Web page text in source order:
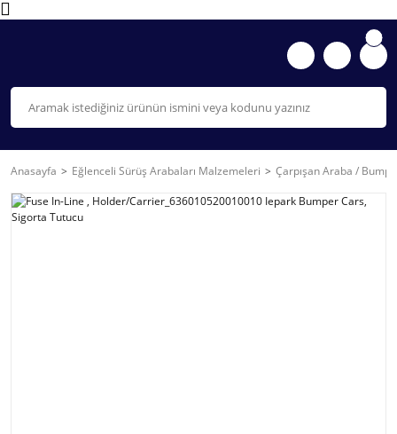
Anasayfa Eğlenceli Sürüş Arabaları Malzemeleri Çarpışan Araba /